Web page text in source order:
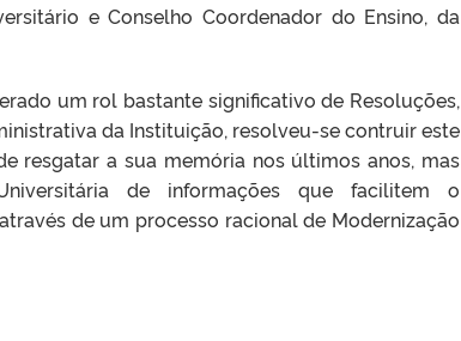
e Conselho Coordenador do Ensino, da
um rol bastante significativo de Resoluções,
da Instituição, resolveu-se contruir este
resgatar a sua memória nos últimos anos, mas
de informações que facilitem o
de um processo racional de Modernização